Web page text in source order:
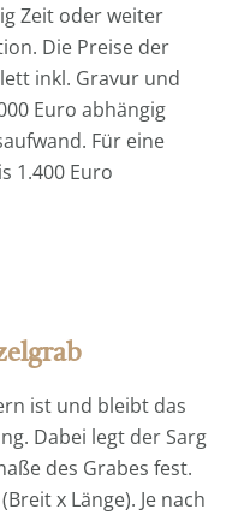
Zeit oder weiter
Die Preise der
inkl. Gravur und
Euro abhängig
Für eine
1.400 Euro
ist und bleibt das
Dabei legt der Sarg
des Grabes fest.
x Länge). Je nach